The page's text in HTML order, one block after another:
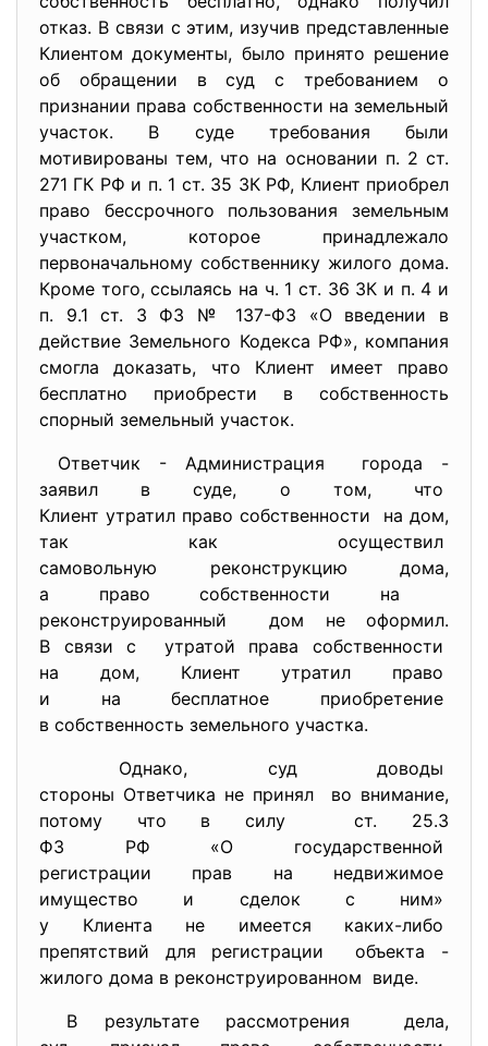
отказ. В связи с этим, изучив представленные
Клиентом документы, было принято решение
об обращении в суд с требованием о
признании права собственности на земельный
участок. В суде требования были
мотивированы тем, что на основании п. 2 ст.
271 ГК РФ и п. 1 ст. 35 ЗК РФ, Клиент приобрел
право бессрочного пользования земельным
участком, которое принадлежало
первоначальному собственнику жилого дома.
Кроме того, ссылаясь на ч. 1 ст. 36 ЗК и п. 4 и
п. 9.1 ст. 3 ФЗ № 137-ФЗ «О введении в
действие Земельного Кодекса РФ», компания
смогла доказать, что Клиент имеет право
бесплатно приобрести в собственность
спорный земельный участок.
Ответчик - Администрация города -
заявил в суде, о том, что
Клиент утратил право собственности на дом,
так как осуществил
самовольную реконструкцию дома,
а право собственности на
реконструированный дом не оформил.
В связи с утратой права собственности
на дом, Клиент утратил право
и на бесплатное приобретение
в собственность земельного участка.
Однако, суд доводы
стороны Ответчика не принял во внимание,
потому что в силу ст. 25.3
ФЗ РФ «О государственной
регистрации прав на недвижимое
имущество и сделок с ним»
у Клиента не имеется каких-либо
препятствий для регистрации объекта -
жилого дома в реконструированном виде.
В результате рассмотрения дела,